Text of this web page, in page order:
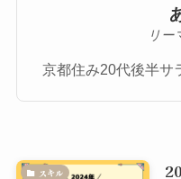
リー
京都住み20代後半サ
スキル